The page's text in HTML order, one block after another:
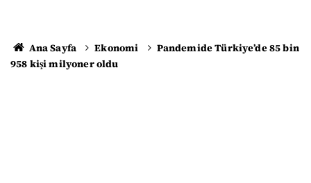
Ana Sayfa Ekonomi
Pandemide Türkiye’de 85 bin
958 kişi milyoner oldu